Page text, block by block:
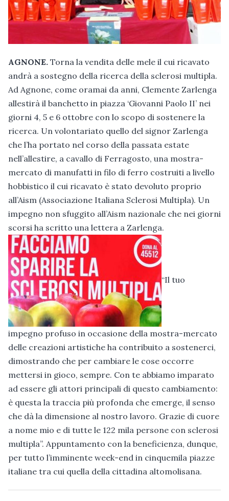
AGNONE. Torna la vendita delle mele il cui ricavato
andrà a sostegno della ricerca della sclerosi multipla.
Ad Agnone, come oramai da anni, Clemente Zarlenga
allestirà il banchetto in piazza ‘Giovanni Paolo II’ nei
giorni 4, 5 e 6 ottobre con lo scopo di sostenere la
ricerca. Un volontariato quello del signor Zarlenga
che l’ha portato nel corso della passata estate
nell’allestire, a cavallo di Ferragosto, una mostra-
mercato di manufatti in filo di ferro costruiti a livello
hobbistico il cui ricavato è stato devoluto proprio
all’Aism (Associazione Italiana Sclerosi Multipla). Un
impegno non sfuggito all’Aism nazionale che nei giorni
scorsi ha scritto una lettera a Zarlenga.
“Il tuo
impegno profuso in occasione della mostra-mercato
delle creazioni artistiche ha contribuito a sostenerci,
dimostrando che per cambiare le cose occorre
mettersi in gioco, sempre. Con te abbiamo imparato
ad essere gli attori principali di questo cambiamento:
è questa la traccia più profonda che emerge, il senso
che dà la dimensione al nostro lavoro. Grazie di cuore
a nome mio e di tutte le 122 mila persone con sclerosi
multipla”. Appuntamento con la beneficienza, dunque,
per tutto l’imminente week-end in cinquemila piazze
italiane tra cui quella della cittadina altomolisana.